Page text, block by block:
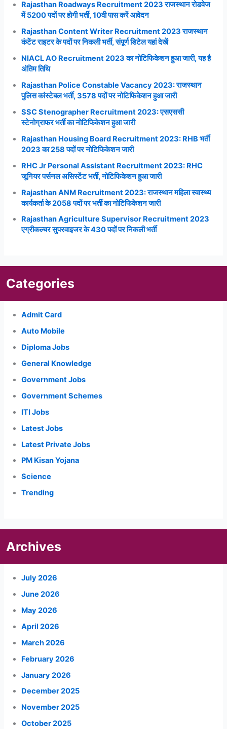
Rajasthan Roadways Recruitment 2023 राजस्थान रोडवेज
में 5200 पदों पर होगी भर्ती, 10वी पास करें आवेदन
Rajasthan Content Writer Recruitment 2023 राजस्थान
कंटेंट राइटर के पदों पर निकली भर्ती, संपूर्ण डिटेल यहां देखें
NIACL AO Recruitment 2023 का नोटिफिकेशन हुआ जारी, यह है
अंतिम तिथि
Rajasthan Police Constable Vacancy 2023: राजस्थान
पुलिस कांस्टेबल भर्ती, 3578 पदों पर नोटिफिकेशन हुआ जारी
SSC Stenographer Recruitment 2023: एसएससी
स्टेनोग्राफर भर्ती का नोटिफिकेशन हुआ जारी
Rajasthan Housing Board Recruitment 2023: RHB भर्ती
2023 का 258 पदों पर नोटिफिकेशन जारी
RHC Jr Personal Assistant Recruitment 2023: RHC
जूनियर पर्सनल असिस्टेंट भर्ती, नोटिफिकेशन हुआ जारी
Rajasthan ANM Recruitment 2023: राजस्थान महिला स्वास्थ्य
कार्यकर्ता के 2058 पदों पर भर्ती का नोटिफिकेशन जारी
Rajasthan Agriculture Supervisor Recruitment 2023
एग्रीकल्चर सुपरवाइजर के 430 पदों पर निकली भर्ती
Categories
Admit Card
Auto Mobile
Diploma Jobs
General Knowledge
Government Jobs
Government Schemes
ITI Jobs
Latest Jobs
Latest Private Jobs
PM Kisan Yojana
Science
Trending
Archives
July 2026
June 2026
May 2026
April 2026
March 2026
February 2026
January 2026
December 2025
November 2025
October 2025